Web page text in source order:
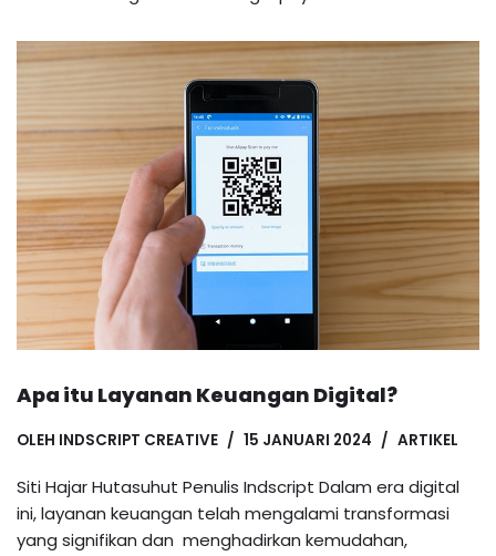
Apa itu Layanan Keuangan Digital?
OLEH INDSCRIPT CREATIVE 15 JANUARI 2024 ARTIKEL
Siti Hajar Hutasuhut Penulis Indscript Dalam era digital
ini, layanan keuangan telah mengalami transformasi
yang signifikan dan menghadirkan kemudahan,